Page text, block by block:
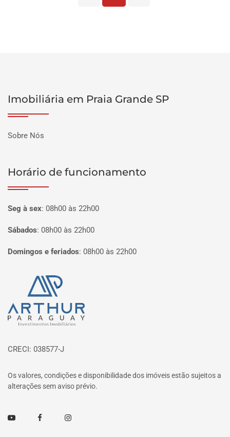
Imobiliária em Praia Grande SP
Sobre Nós
Horário de funcionamento
Seg à sex: 08h00 às 22h00
Sábados: 08h00 às 22h00
Domingos e feriados: 08h00 às 22h00
Página inicial
CRECI: 038577-J
Os valores, condições e disponibilidade dos imóveis estão sujeitos a
alterações sem aviso prévio.
Youtube FacebookInstagram